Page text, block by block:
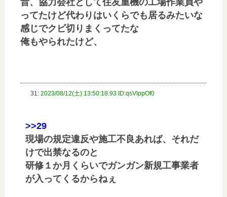
ってたけど代わりはいくらでも居るみたいな
感じでクビ切りまくってたな
俺もやられたけど、
31: 2023/08/12(土) 13:50:18.93 ID:qsVlppOf0
>>29
現場の規定違反や施工不良あれば、それだ
けで出禁なるのと
研修１か月くらいでガンガン新規工事業者
が入ってくるからねぇ